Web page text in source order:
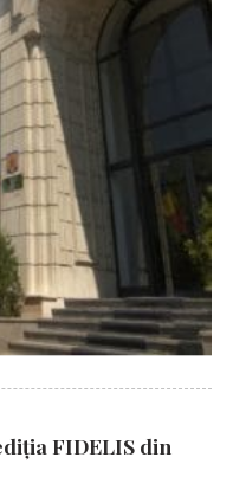
FIDELIS din